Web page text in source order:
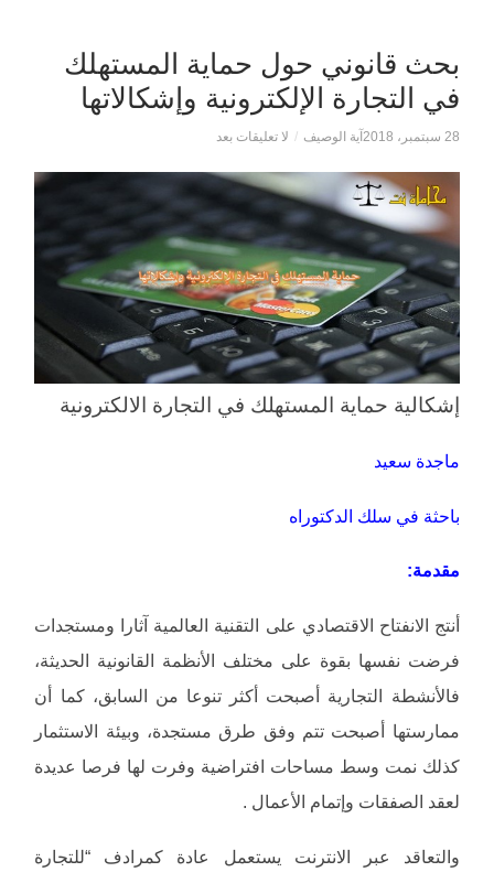
بحث قانوني حول حماية المستهلك
في التجارة الإلكترونية وإشكالاتها
28 سبتمبر، 2018 آية الوصيف / لا تعليقات بعد
إشكالية حماية المستهلك في التجارة الالكترونية
ماجدة سعيد
باحثة في سلك الدكتوراه
مقدمة:
أنتج الانفتاح الاقتصادي على التقنية العالمية آثارا ومستجدات
فرضت نفسها بقوة على مختلف الأنظمة القانونية الحديثة،
فالأنشطة التجارية أصبحت أكثر تنوعا من السابق، كما أن
ممارستها أصبحت تتم وفق طرق مستجدة، وبيئة الاستثمار
كذلك نمت وسط مساحات افتراضية وفرت لها فرصا عديدة
لعقد الصفقات وإتمام الأعمال .
والتعاقد عبر الانترنت يستعمل عادة كمرادف “للتجارة